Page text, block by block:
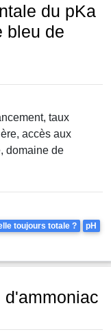
du pKa
bleu de
taux
accès aux
domaine de
toujours totale ?
pH